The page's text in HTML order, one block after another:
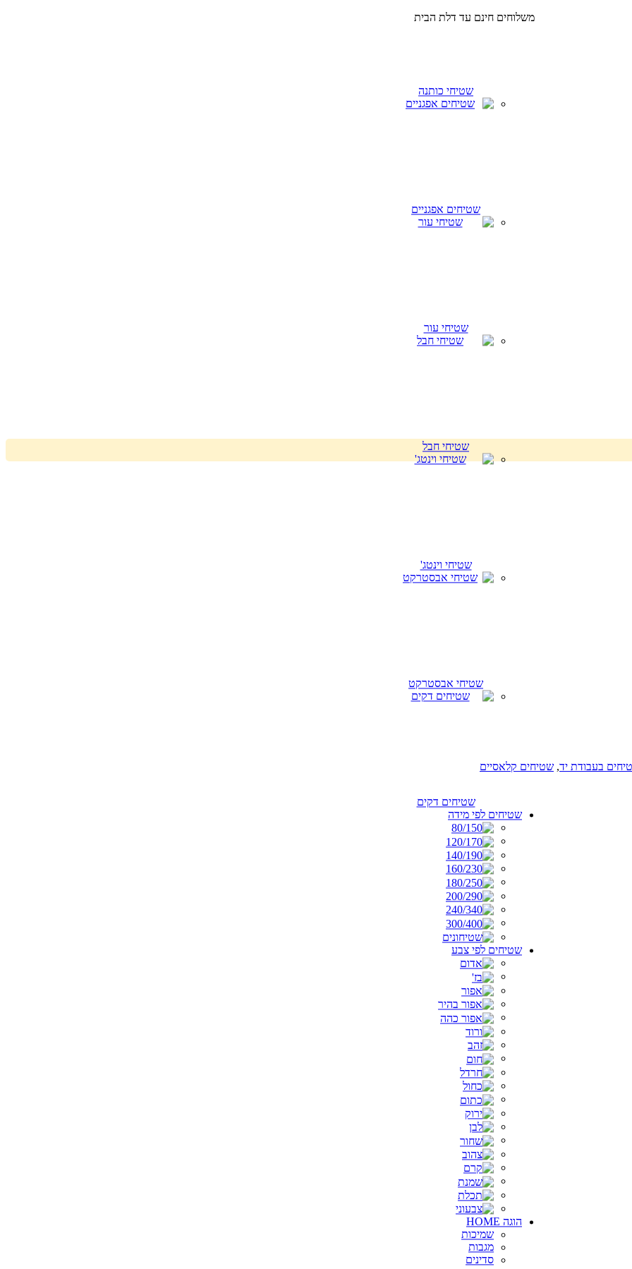
משלוחים חינם עד דלת הבית
שטיחי כותנה
שטיחים אפגניים
שטיחי עור
שטיחי חבל
שטיחי וינטג'
שטיחי אבסטרקט
שטיחים דקים
שטיחים לפי מידה
שטיחים לפי צבע
הוגה HOME
שמיכות
מגבות
סדינים
בעבודת יד, שטיחים קלאסיים